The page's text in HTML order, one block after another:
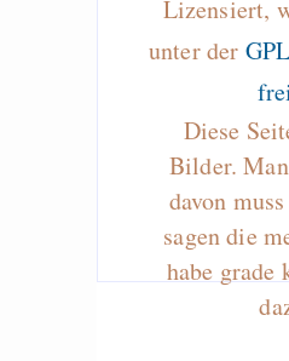
Lizensiert,
unter der
Diese
Bilder.
davon
sagen die
habe grade